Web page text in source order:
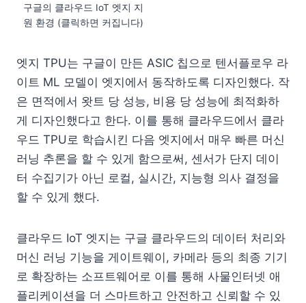
구글의 클라우드 IoT 엣지 지
원 환경 (클릭하면 커집니다)
엣지 TPU는 구글이 만든 ASIC 칩으로 텐서플로우 라
이트 ML 모델이 엣지에서 동작하도록 디자인했다. 작
은 면적에서 왓트 당 성능, 비용 당 성능에 최적화하
게 디자인했다고 한다. 이를 통해 클라우드에서 클라
우드 TPU로 학습시킨 다음 엣지에서 매우 빠른 머신
러닝 추론을 할 수 있게 함으로써, 센서가 단지 데이
터 수집기가 아닌 로컬, 실시간, 지능형 의사 결정을
할 수 있게 했다.
클라우드 IoT 엣지는 구글 클라우드의 데이터 처리와
머신 러닝 기능을 게이트웨이, 카메라 등의 최종 기기
로 확장하는 소프트웨어로 이를 통해 사물인터넷 애
플리케이션을 더 스마트하고 안전하고 신뢰할 수 있